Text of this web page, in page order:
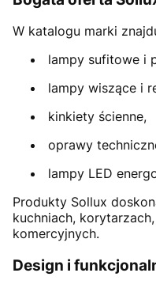
W katalogu marki
lampy sufitowe i
lampy wiszące i
kinkiety ścienne,
oprawy
lampy LED
Produkty Sollux
kuchniach,
komercyjnych.
Design i